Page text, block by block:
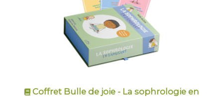
Coffret Bulle de joie - La sophrologie en